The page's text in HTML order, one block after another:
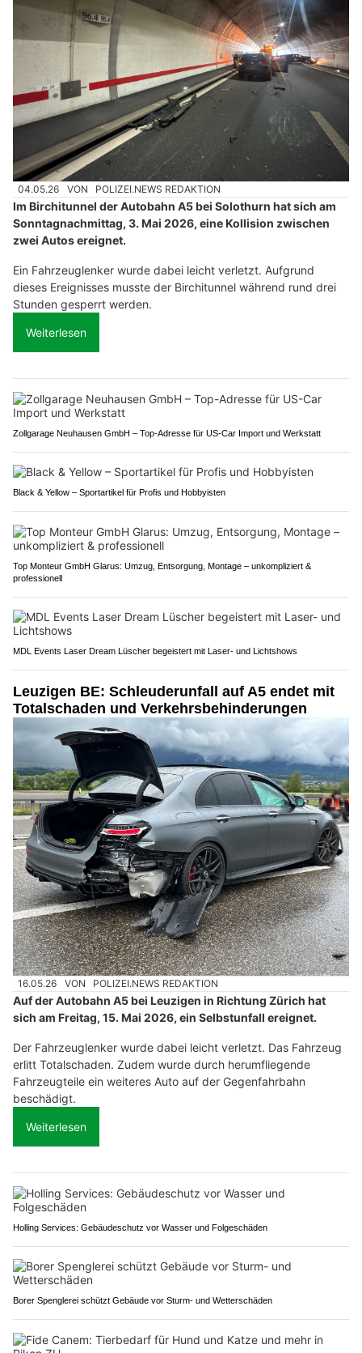
04.05.26 VON POLIZEI.NEWS REDAKTION
Im Birchitunnel der Autobahn A5 bei Solothurn hat sich am
Sonntagnachmittag, 3. Mai 2026, eine Kollision zwischen
zwei Autos ereignet.
Ein Fahrzeuglenker wurde dabei leicht verletzt. Aufgrund
dieses Ereignisses musste der Birchitunnel während rund drei
Stunden gesperrt werden.
Weiterlesen
Zollgarage Neuhausen GmbH – Top-Adresse für US-Car Import und Werkstatt
Black & Yellow – Sportartikel für Profis und Hobbyisten
Top Monteur GmbH Glarus: Umzug, Entsorgung, Montage – unkompliziert &
professionell
MDL Events Laser Dream Lüscher begeistert mit Laser- und Lichtshows
Leuzigen BE: Schleuderunfall auf A5 endet mit
Totalschaden und Verkehrsbehinderungen
16.05.26 VON POLIZEI.NEWS REDAKTION
Auf der Autobahn A5 bei Leuzigen in Richtung Zürich hat
sich am Freitag, 15. Mai 2026, ein Selbstunfall ereignet.
Der Fahrzeuglenker wurde dabei leicht verletzt. Das Fahrzeug
erlitt Totalschaden. Zudem wurde durch herumfliegende
Fahrzeugteile ein weiteres Auto auf der Gegenfahrbahn
beschädigt.
Weiterlesen
Holling Services: Gebäudeschutz vor Wasser und Folgeschäden
Borer Spenglerei schützt Gebäude vor Sturm- und Wetterschäden